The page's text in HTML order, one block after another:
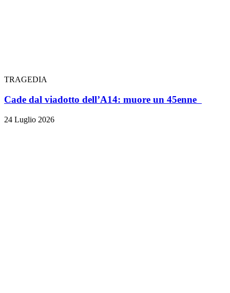
TRAGEDIA
Cade dal viadotto dell’A14: muore un 45enne
24 Luglio 2026